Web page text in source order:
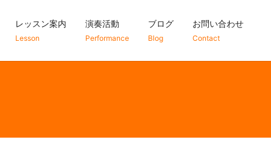
レッスン案内
Lesson
演奏活動
Performance
ブログ
Blog
お問い合わせ
Contact